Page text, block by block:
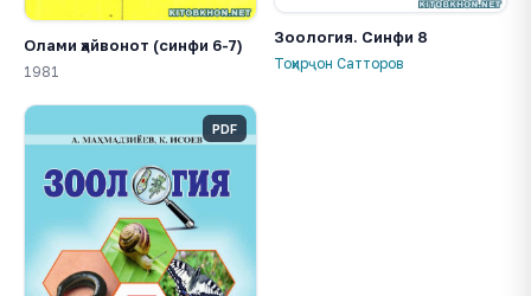
Олами ҳайвонот (синфи 6-7)
1981
Зоология. Синфи 8
Тоҳирҷон Сатторов
PDF